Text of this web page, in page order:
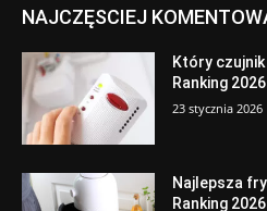
NAJCZĘSCIEJ
Który
Ranking
23 stycznia 2026
Najlepsza
Ranking